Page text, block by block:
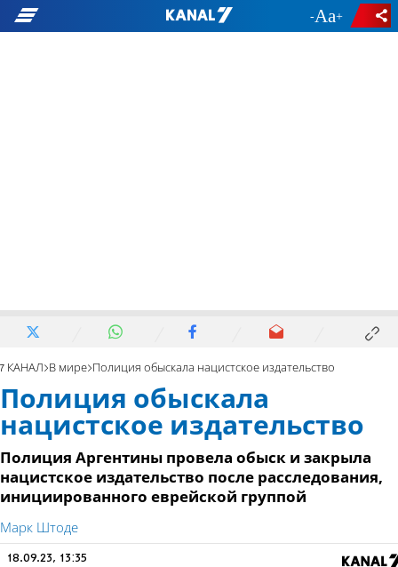
- +
7 КАНАЛ В мире Полиция обыскала нацистское издательство
Полиция обыскала
нацистское издательство
Полиция Аргентины провела обыск и закрыла
нацистское издательство после расследования,
инициированного еврейской группой
Марк Штоде
18.09.23, 13:35